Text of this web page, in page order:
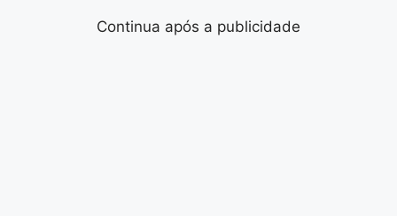
Continua após a publicidade